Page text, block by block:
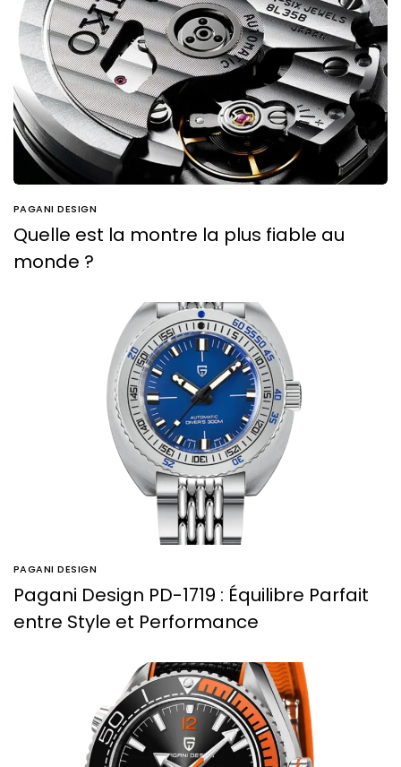
PAGANI DESIGN
Quelle est la montre la plus fiable au
monde ?
PAGANI DESIGN
Pagani Design PD-1719 : Équilibre Parfait
entre Style et Performance